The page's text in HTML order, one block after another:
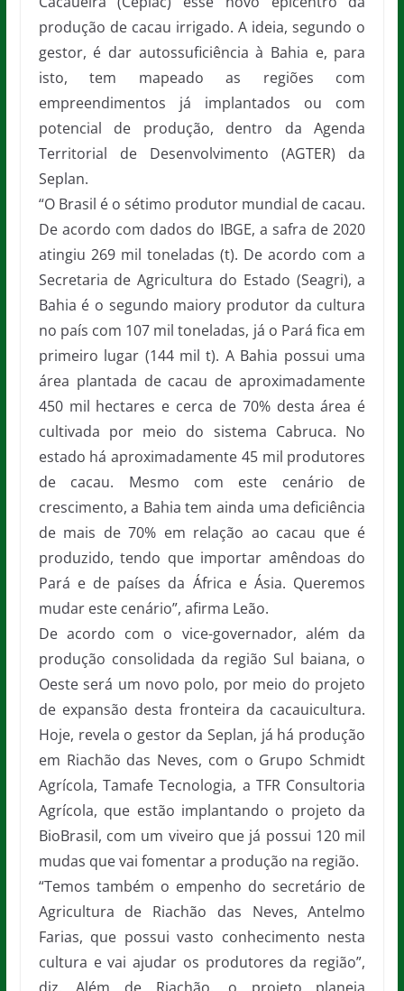
produção de cacau irrigado. A ideia, segundo o
gestor, é dar autossuficiência à Bahia e, para
isto, tem mapeado as regiões com
empreendimentos já implantados ou com
potencial de produção, dentro da Agenda
Territorial de Desenvolvimento (AGTER) da
Seplan.
“O Brasil é o sétimo produtor mundial de cacau.
De acordo com dados do IBGE, a safra de 2020
atingiu 269 mil toneladas (t). De acordo com a
Secretaria de Agricultura do Estado (Seagri), a
Bahia é o segundo maiory produtor da cultura
no país com 107 mil toneladas, já o Pará fica em
primeiro lugar (144 mil t). A Bahia possui uma
área plantada de cacau de aproximadamente
450 mil hectares e cerca de 70% desta área é
cultivada por meio do sistema Cabruca. No
estado há aproximadamente 45 mil produtores
de cacau. Mesmo com este cenário de
crescimento, a Bahia tem ainda uma deficiência
de mais de 70% em relação ao cacau que é
produzido, tendo que importar amêndoas do
Pará e de países da África e Ásia. Queremos
mudar este cenário”, afirma Leão.
De acordo com o vice-governador, além da
produção consolidada da região Sul baiana, o
Oeste será um novo polo, por meio do projeto
de expansão desta fronteira da cacauicultura.
Hoje, revela o gestor da Seplan, já há produção
em Riachão das Neves, com o Grupo Schmidt
Agrícola, Tamafe Tecnologia, a TFR Consultoria
Agrícola, que estão implantando o projeto da
BioBrasil, com um viveiro que já possui 120 mil
mudas que vai fomentar a produção na região.
“Temos também o empenho do secretário de
Agricultura de Riachão das Neves, Antelmo
Farias, que possui vasto conhecimento nesta
cultura e vai ajudar os produtores da região”,